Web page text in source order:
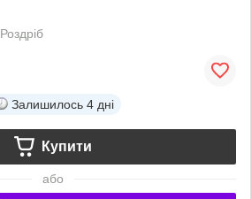
Роздріб
Залишилось 4 дні
Купити
або